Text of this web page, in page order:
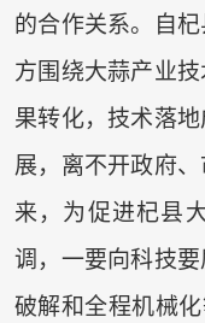
的合作关系。自
方围绕大蒜产业
果转化，技术落
展，离不开政府
来，为促进杞县
调，一要向科技
破解和全程机械